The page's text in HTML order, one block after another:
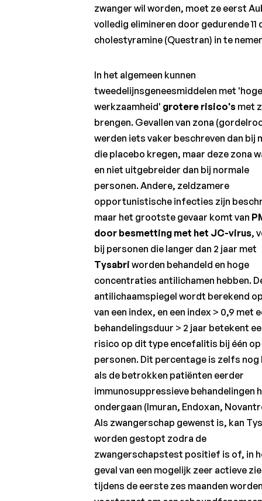
toekomstige
immunomodulerende
behandelingen bij
progressieve
Neuroprotectie
werkelijkheid
celtherapie
zwanger wil worden, moet ze eerst
volledig elimineren door gedurende 11
cholestyramine (Questran) in te
In het algemeen kunnen
tweedelijnsgeneesmiddelen met
werkzaamheid' grotere risico's met
brengen. Gevallen van zona
werden iets vaker beschreven dan bij
die placebo kregen, maar deze zona
en niet uitgebreider dan bij normale
personen. Andere, zeldzamere
opportunistische infecties zijn
maar het grootste gevaar komt van
door besmetting met het JC-virus,
bij personen die langer dan 2 jaar met
Tysabri worden behandeld en hoge
concentraties antilichamen hebben.
antilichaamspiegel wordt berekend
van een index, en een index > 0,9 met
behandelingsduur > 2 jaar betekent
risico op dit type encefalitis bij één op
personen. Dit percentage is zelfs nog
als de betrokken patiënten eerder
immunosuppressieve behandelingen
ondergaan (Imuran, Endoxan,
Als zwangerschap gewenst is, kan
worden gestopt zodra de
zwangerschapstest positief is of, in
geval van een mogelijk zeer actieve
tijdens de eerste zes maanden